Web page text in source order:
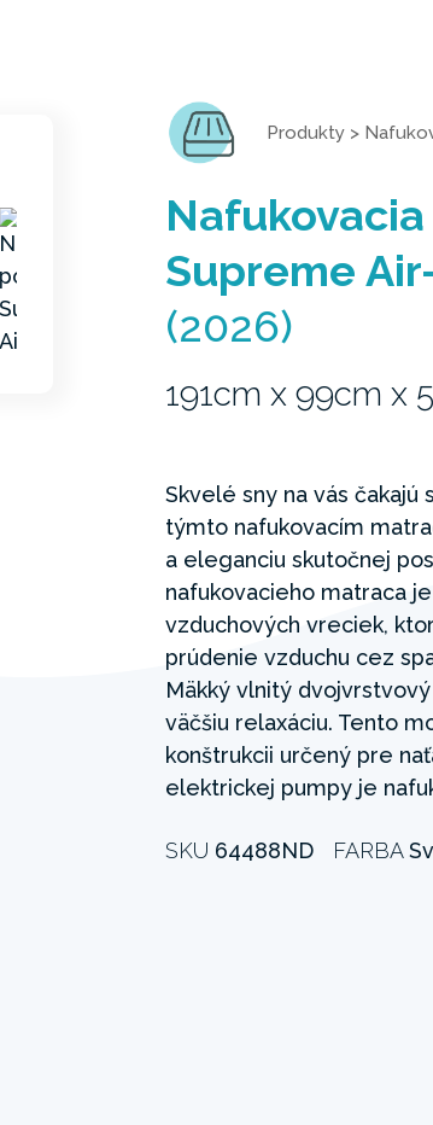
Produkty >
Supreme
(2026)
191cm x 99cm x
Skvelé sny na vás
týmto nafukovacím
a eleganciu skutočnej
nafukovacieho matraca
vzduchových vreciek,
prúdenie vzduchu cez
Mäkký vlnitý
väčšiu relaxáciu. Tento
konštrukcii určený pre
elektrickej pumpy je
SKU 64488ND FARBA